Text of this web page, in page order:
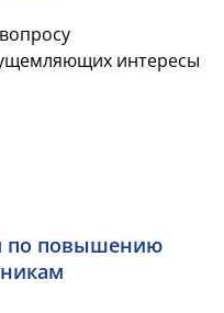
интересы
по повышению